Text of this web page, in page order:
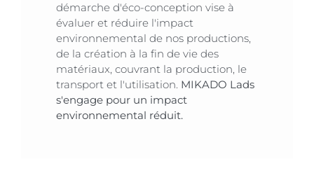
démarche d'éco-conception vise à
évaluer et réduire l'impact
environnemental de nos productions,
de la création à la fin de vie des
matériaux, couvrant la production, le
transport et l'utilisation. MIKADO Lads
s'engage pour un impact
environnemental réduit.